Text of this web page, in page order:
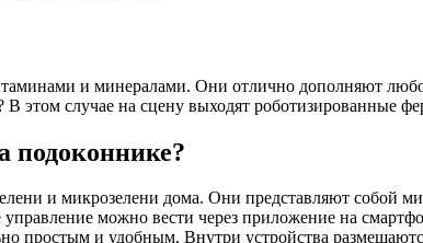
и минералами. Они отлично дополняют
В этом случае на сцену выходят роботизированные
подоконнике?
и микрозелени дома. Они представляют собой
можно вести через приложение на
простым и удобным. Внутри устройства